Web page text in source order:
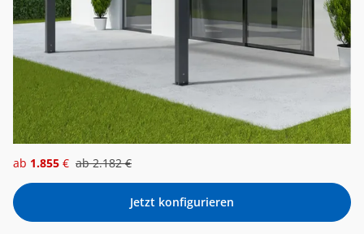
ab 1.855 € ab2.182€
Jetzt konfigurieren